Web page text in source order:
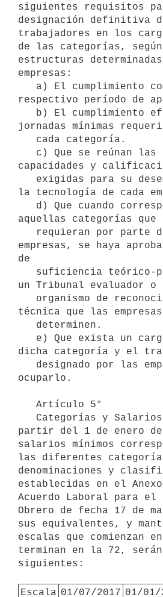
siguientes requisitos
designación definitiva
trabajadores en los
de las categorías,
estructuras
empresas:
respectivo período de
jornadas mínimas
capacidades y
la tecnología de cada
aquellas categorías
empresas, se haya
de
un Tribunal evaluador o
técnica que las empresas
dicha categoría y el
ocuparlo.
partir del 1 de enero
salarios mínimos
las diferentes
denominaciones y
establecidas en el
Acuerdo Laboral para el
Obrero de fecha 17 de
sus equivalentes, y
escalas que comienzan
terminan en la 72,
siguientes:
Escala 01/07/2017 01/01/